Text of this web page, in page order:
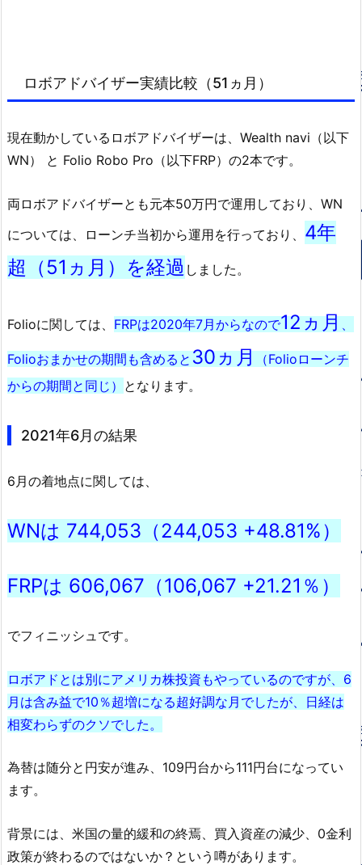
ロボアドバイザー実績比較（51ヵ月）
現在動かしているロボアドバイザーは、Wealth navi（以下
WN） と Folio Robo Pro（以下FRP）の2本です。
両ロボアドバイザーとも元本50万円で運用しており、WN
については、ローンチ当初から運用を行っており、 4年
超（51ヵ月）を経過 しました。
Folioに関しては、 FRPは2020年7月からなので12ヵ月、
Folioおまかせの期間も含めると30ヵ月 （Folioローンチ
からの期間と同じ） となります。
2021年6月の結果
6月の着地点に関しては、
WNは 744,053（244,053 +48.81%）
FRPは 606,067（106,067 +21.21％）
でフィニッシュです。
ロボアドとは別にアメリカ株投資もやっているのですが、6
月は含み益で10％超増になる超好調な月でしたが、日経は
相変わらずのクソでした。
為替は随分と円安が進み、109円台から111円台になってい
ます。
背景には、米国の量的緩和の終焉、買入資産の減少、0金利
政策が終わるのではないか？という噂があります。